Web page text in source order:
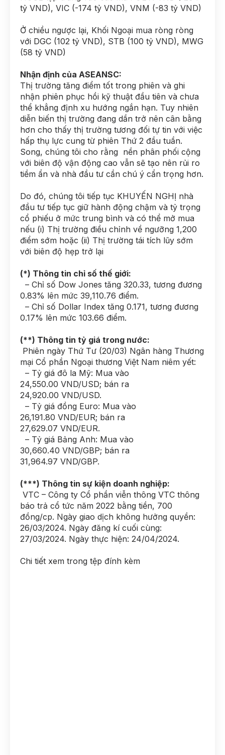
tỷ VND), VIC (-174 tỷ VND), VNM (-83 tỷ VND)
Ở chiều ngược lại, Khối Ngoại mua ròng ròng
với DGC (102 tỷ VND), STB (100 tỷ VND), MWG
(58 tỷ VND)
Nhận định của ASEANSC:
Thị trường tăng điểm tốt trong phiên và ghi
nhận phiên phục hồi kỹ thuật đầu tiên và chưa
thể khẳng định xu hướng ngắn hạn. Tuy nhiên
diễn biến thị trường đang dần trở nên cân bằng
hơn cho thấy thị trường tương đối tự tin với việc
hấp thụ lực cung từ phiên Thứ 2 đầu tuần.
Song, chúng tôi cho rằng nền phân phối cộng
với biên độ vận động cao vẫn sẽ tạo nên rủi ro
tiềm ẩn và nhà đầu tư cần chú ý cẩn trọng hơn.
Do đó, chúng tôi tiếp tục KHUYẾN NGHỊ nhà
đầu tư tiếp tục giữ hành động chậm và tỷ trọng
cổ phiếu ở mức trung bình và có thể mở mua
nếu (i) Thị trường điều chỉnh về ngưỡng 1,200
điểm sớm hoặc (ii) Thị trường tái tích lũy sớm
với biên độ hẹp trở lại
(*) Thông tin chỉ số thế giới:
– Chỉ số Dow Jones tăng 320.33, tương đương
0.83% lên mức 39,110.76 điểm.
– Chỉ số Dollar Index tăng 0.171, tương đương
0.17% lên mức 103.66 điểm.
(**) Thông tin tỷ giá trong nước:
Phiên ngày Thứ Tư (20/03) Ngân hàng Thương
mại Cổ phần Ngoại thương Việt Nam niêm yết:
– Tỷ giá đô la Mỹ: Mua vào
24,550.00 VND/USD; bán ra
24,920.00 VND/USD.
– Tỷ giá đồng Euro: Mua vào
26,191.80 VND/EUR; bán ra
27,629.07 VND/EUR.
– Tỷ giá Bảng Anh: Mua vào
30,660.40 VND/GBP; bán ra
31,964.97 VND/GBP.
(***) Thông tin sự kiện doanh nghiệp:
VTC – Công ty Cổ phần viễn thông VTC thông
báo trả cổ tức năm 2022 bằng tiền, 700
đồng/cp. Ngày giao dịch không hưởng quyền:
26/03/2024. Ngày đăng kí cuối cùng:
27/03/2024. Ngày thực hiện: 24/04/2024.
Chi tiết xem trong tệp đính kèm